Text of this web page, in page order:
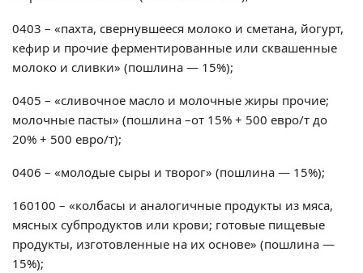
0403 – «пахта, свернувшееся молоко и сметана, йогурт,
кефир и прочие ферментированные или сквашенные
молоко и сливки» (пошлина — 15%);
0405 – «сливочное масло и молочные жиры прочие;
молочные пасты» (пошлина –от 15% + 500 евро/т до
20% + 500 евро/т);
0406 – «молодые сыры и творог» (пошлина — 15%);
160100 – «колбасы и аналогичные продукты из мяса,
мясных субпродуктов или крови; готовые пищевые
продукты, изготовленные на их основе» (пошлина —
15%);